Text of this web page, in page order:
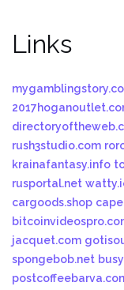
Links
rush3studio.com
krainafantasy.info
rusportal.net
cargoods.shop
jacquet.com
spongebob.net